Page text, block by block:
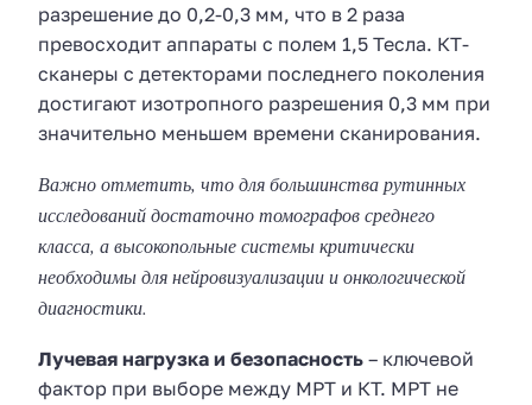
разрешение до 0,2-0,3 мм, что в 2 раза
превосходит аппараты с полем 1,5 Тесла. КТ-
сканеры с детекторами последнего поколения
достигают изотропного разрешения 0,3 мм при
значительно меньшем времени сканирования.
Важно отметить, что для большинства рутинных
исследований достаточно томографов среднего
класса, а высокопольные системы критически
необходимы для нейровизуализации и онкологической
диагностики.
Лучевая нагрузка и безопасность – ключевой
фактор при выборе между МРТ и КТ. МРТ не